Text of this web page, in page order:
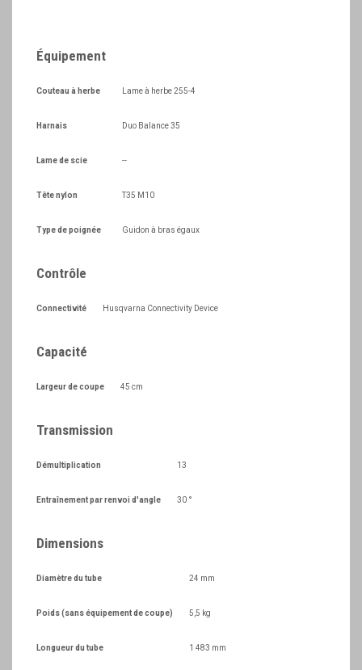
Équipement
Couteau à herbe Lame à herbe 255-4
Harnais Duo Balance 35
Lame de scie --
Tête nylon T35 M10
Type de poignée Guidon à bras égaux
Contrôle
Connectivité Husqvarna Connectivity Device
Capacité
Largeur de coupe 45 cm
Transmission
Démultiplication 13
Entraînement par renvoi d'angle 30 °
Dimensions
Diamètre du tube 24 mm
Poids (sans équipement de coupe) 5,5 kg
Longueur du tube 1 483 mm